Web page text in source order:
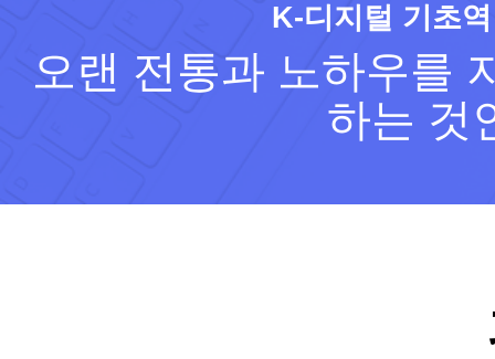
K-디지털 기초
오랜 전통과 노하우를
하는 것